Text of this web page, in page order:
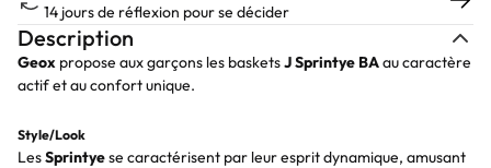
14 jours de réflexion pour se décider
Description
Geox propose aux garçons les basketsJ Sprintye BAau caractère
actif et au confort unique.
Style/Look
LesSprintyese caractérisent par leur esprit dynamique, amusant